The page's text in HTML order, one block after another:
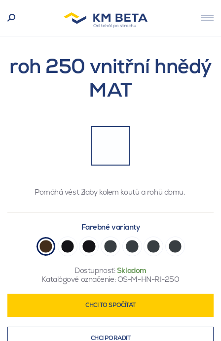
roh 250 vnitřní hnědý
MAT
Pomáhá vést žlaby kolem koutů a rohů domu.
Farebné varianty
Dostupnosť:Skladom
Katalógové označenie: OS-M-HN-RI-250
CHCI TO SPOČÍTAT
CHCI PORADIT